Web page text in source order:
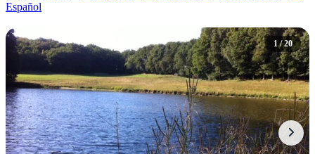
Español
1 / 20